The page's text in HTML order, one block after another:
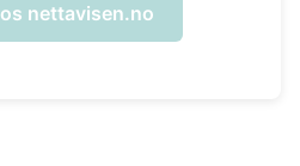
nettavisen.no